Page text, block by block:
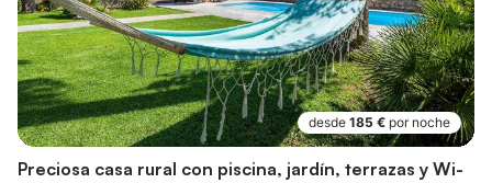
desde 185 € por noche
Preciosa casa rural con piscina, jardín, terrazas y Wi-